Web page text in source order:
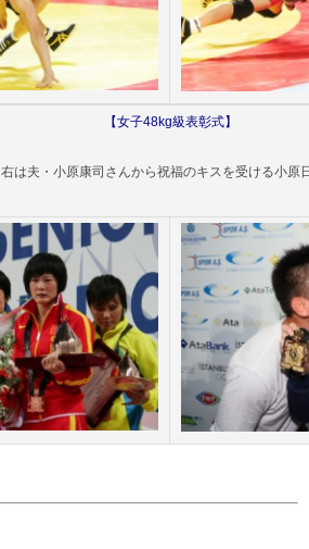
【女子48kg級表彰式】
右は夫・小原康司さんから祝福のキスを受ける小原